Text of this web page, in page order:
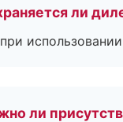
ли
ли